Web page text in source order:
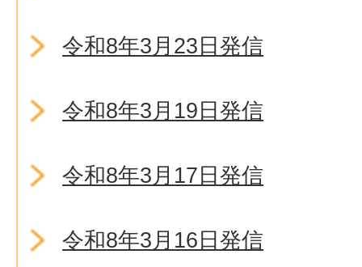
令和8年3月23日発信
令和8年3月19日発信
令和8年3月17日発信
令和8年3月16日発信